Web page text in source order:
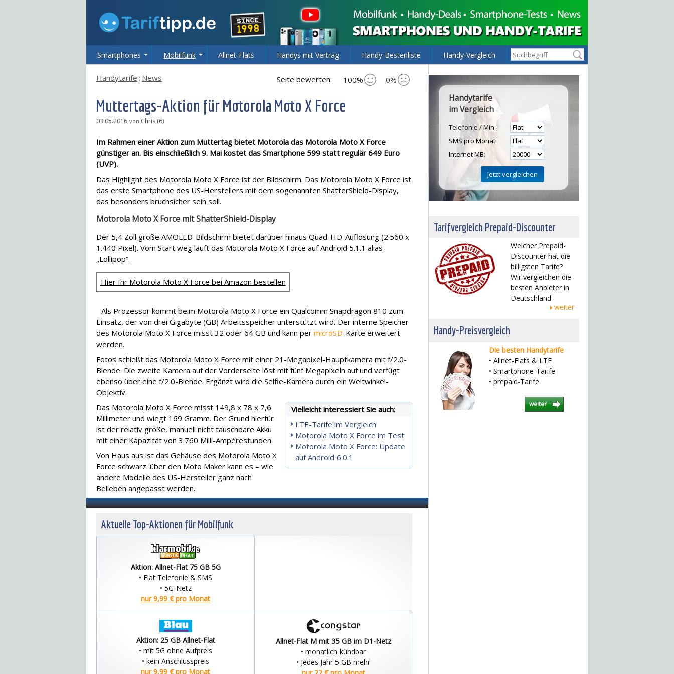
Smartphones Mobilfunk Allnet-Flats Handys mit Vertrag Handy-Bestenliste Handy-Vergleich
Seite bewerten: 100% 0%
Handytarife : News
Muttertags-Aktion für Motorola Moto X Force
03.05.2016 von Chris (6)
Im Rahmen einer Aktion zum Muttertag bietet Motorola das Motorola Moto X Force
günstiger an. Bis einschließlich 9. Mai kostet das Smartphone 599 statt regulär 649 Euro
(UVP).
Das Highlight des Motorola Moto X Force ist der Bildschirm. Das Motorola Moto X Force ist
das erste Smartphone des US-Herstellers mit dem sogenannten ShatterShield-Display,
das besonders bruchsicher sein soll.
Motorola Moto X Force mit ShatterShield-Display
Der 5,4 Zoll große AMOLED-Bildschirm bietet darüber hinaus Quad-HD-Auflösung (2.560 x
1.440 Pixel). Vom Start weg läuft das Motorola Moto X Force auf Android 5.1.1 alias
„Lollipop“.
Hier Ihr Motorola Moto X Force bei Amazon bestellen
Als Prozessor kommt beim Motorola Moto X Force ein Qualcomm Snapdragon 810 zum
Einsatz, der von drei Gigabyte (GB) Arbeitsspeicher unterstützt wird. Der interne Speicher
des Motorola Moto X Force misst 32 oder 64 GB und kann per microSD-Karte erweitert
werden.
Fotos schießt das Motorola Moto X Force mit einer 21-Megapixel-Hauptkamera mit f/2.0-
Blende. Die zweite Kamera auf der Vorderseite löst mit fünf Megapixeln auf und verfügt
ebenso über eine f/2.0-Blende. Ergänzt wird die Selfie-Kamera durch ein Weitwinkel-
Objektiv.
Vielleicht interessiert Sie auch:
LTE-Tarife im Vergleich
Motorola Moto X Force im Test
Motorola Moto X Force: Update
auf Android 6.0.1
Das Motorola Moto X Force misst 149,8 x 78 x 7,6
Millimeter und wiegt 169 Gramm. Der Grund hierfür
ist der relativ große, manuell nicht tauschbare Akku
mit einer Kapazität von 3.760 Milli-Ampèrestunden.
Von Haus aus ist das Gehäuse des Motorola Moto X
Force schwarz. über den Moto Maker kann es – wie
andere Modelle des US-Hersteller ganz nach
Belieben angepasst werden.
Aktuelle Top-Aktionen für Mobilfunk
Aktion: Allnet-Flat 75 GB 5G
• Flat Telefonie & SMS
• 5G-Netz
nur 9,99 € pro Monat
Aktion: 25 GB Allnet-Flat
• mit 5G ohne Aufpreis
• kein Anschlusspreis
nur 9,99 € pro Monat
Allnet-Flat M mit 35 GB im D1-Netz
• monatlich kündbar
• Jedes Jahr 5 GB mehr
Handytarife
im Vergleich
Telefonie / Min:
SMS pro Monat:
Internet MB:
Tarifvergleich Prepaid-Discounter
Welcher Prepaid-
Discounter hat die
billigsten Tarife?
Wir vergleichen die
besten Anbieter in
Deutschland.
weiter
Handy-Preisvergleich
Die besten Handytarife
• Allnet-Flats & LTE
• Smartphone-Tarife
• prepaid-Tarife
weiter